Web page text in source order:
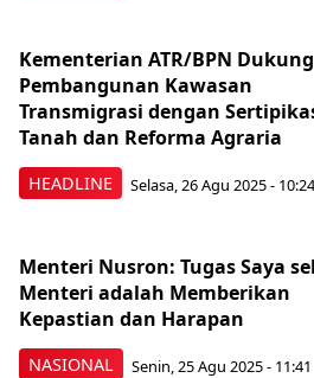
HEADLINE
Kementerian ATR/BPN Dukung
Pembangunan Kawasan
Transmigrasi dengan
Tanah dan Reforma Agraria
Selasa, 26 Agu 2025 - 10:24
NASIONAL
Menteri Nusron: Tugas Saya
Menteri adalah Memberikan
Kepastian dan Harapan
Senin, 25 Agu 2025 - 11:41